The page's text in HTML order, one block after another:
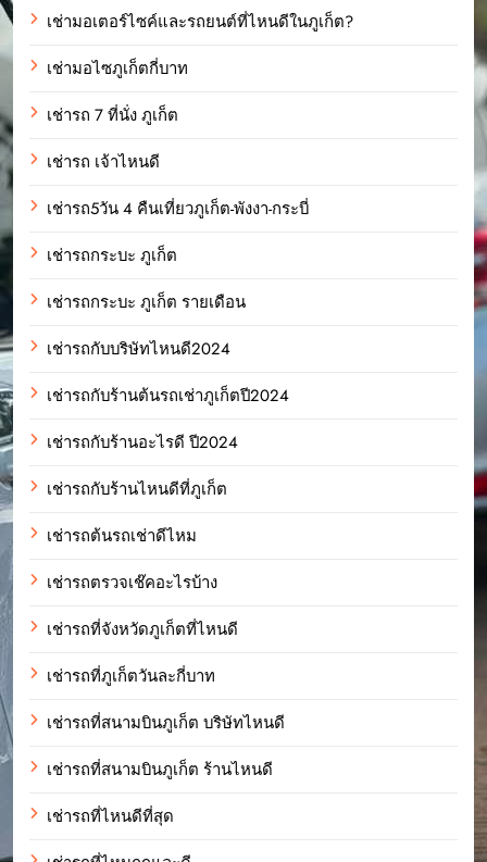
เช่ามอเตอร์ไซค์และรถยนต์ที่ไหนดีในภูเก็ต?
เช่ามอไซภูเก็ตกี่บาท
เช่ารถ 7 ที่นั่ง ภูเก็ต
เช่ารถ เจ้าไหนดี
เช่ารถ5วัน 4 คืนเที่ยวภูเก็ต-พังงา-กระบี่
เช่ารถกระบะ ภูเก็ต
เช่ารถกระบะ ภูเก็ต รายเดือน
เช่ารถกับบริษัทไหนดี2024
เช่ารถกับร้านต้นรถเช่าภูเก็ตปี2024
เช่ารถกับร้านอะไรดี ปี2024
เช่ารถกับร้านไหนดีที่ภูเก็ต
เช่ารถต้นรถเช่าดีไหม
เช่ารถตรวจเช๊คอะไรบ้าง
เช่ารถที่จังหวัดภูเก็ตที่ไหนดี
เช่ารถที่ภูเก็ตวันละกี่บาท
เช่ารถที่สนามบินภูเก็ต บริษัทไหนดี
เช่ารถที่สนามบินภูเก็ต ร้านไหนดี
เช่ารถที่ไหนดีที่สุด